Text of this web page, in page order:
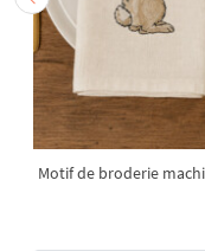
Motif de broderie